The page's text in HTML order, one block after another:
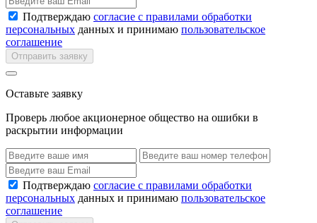
Подтверждаю согласие с правилами обработки
персональных данных и принимаю пользовательское
соглашение
Отправить заявку
Оставьте заявку
Проверь любое акционерное общество на ошибки в
раскрытии информации
Подтверждаю согласие с правилами обработки
персональных данных и принимаю пользовательское
соглашение